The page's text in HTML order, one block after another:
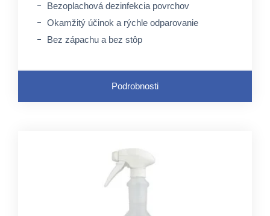
Bezoplachová dezinfekcia povrchov
Okamžitý účinok a rýchle odparovanie
Bez zápachu a bez stôp
Podrobnosti